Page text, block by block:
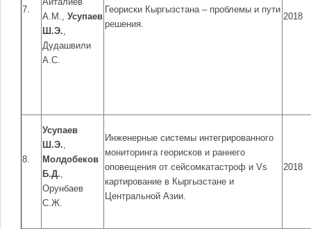
7.
А.М., Усупаев
Ш.Э.,
Дудашвили
А.С.
Геориски Кыргызстана – проблемы и пути
решения.
2018
8.
Усупаев
Ш.Э.,
Молдобеков
Б.Д.,
Орунбаев
С.Ж.
Инженерные системы интегрированного
мониторинга георисков и раннего
оповещения от сейсомкатастроф и Vs
картирование в Кыргызстане и
Центральной Азии.
2018